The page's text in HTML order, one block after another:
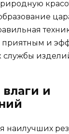
приятным и
службы
и
наилучших